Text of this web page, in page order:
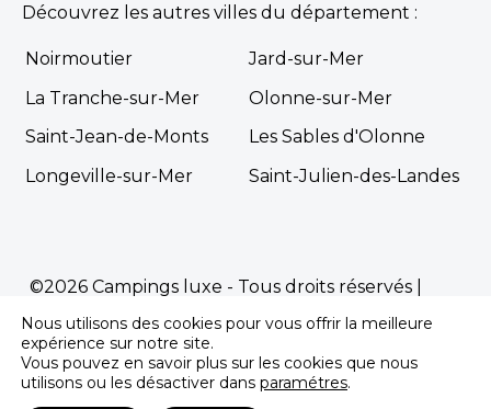
Découvrez les autres villes du département :
Noirmoutier
Jard-sur-Mer
La Tranche-sur-Mer
Olonne-sur-Mer
Saint-Jean-de-Monts
Les Sables d'Olonne
Longeville-sur-Mer
Saint-Julien-des-Landes
©2026 Campings luxe - Tous droits réservés |
Propulsé parPremière.Page
pour les campings
Nous utilisons des cookies pour vous offrir la meilleure
expérience sur notre site.
Vous pouvez en savoir plus sur les cookies que nous
utilisons ou les désactiver dans paramétres.